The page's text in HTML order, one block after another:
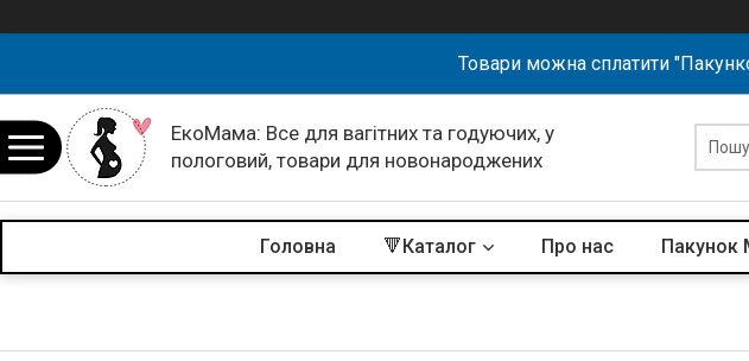
Товари можна сплатити
ЕкоМама: Все для вагітних та годуючих, у
пологовий, товари для новонароджених
Головна 🔻Каталог Про нас Пакунок